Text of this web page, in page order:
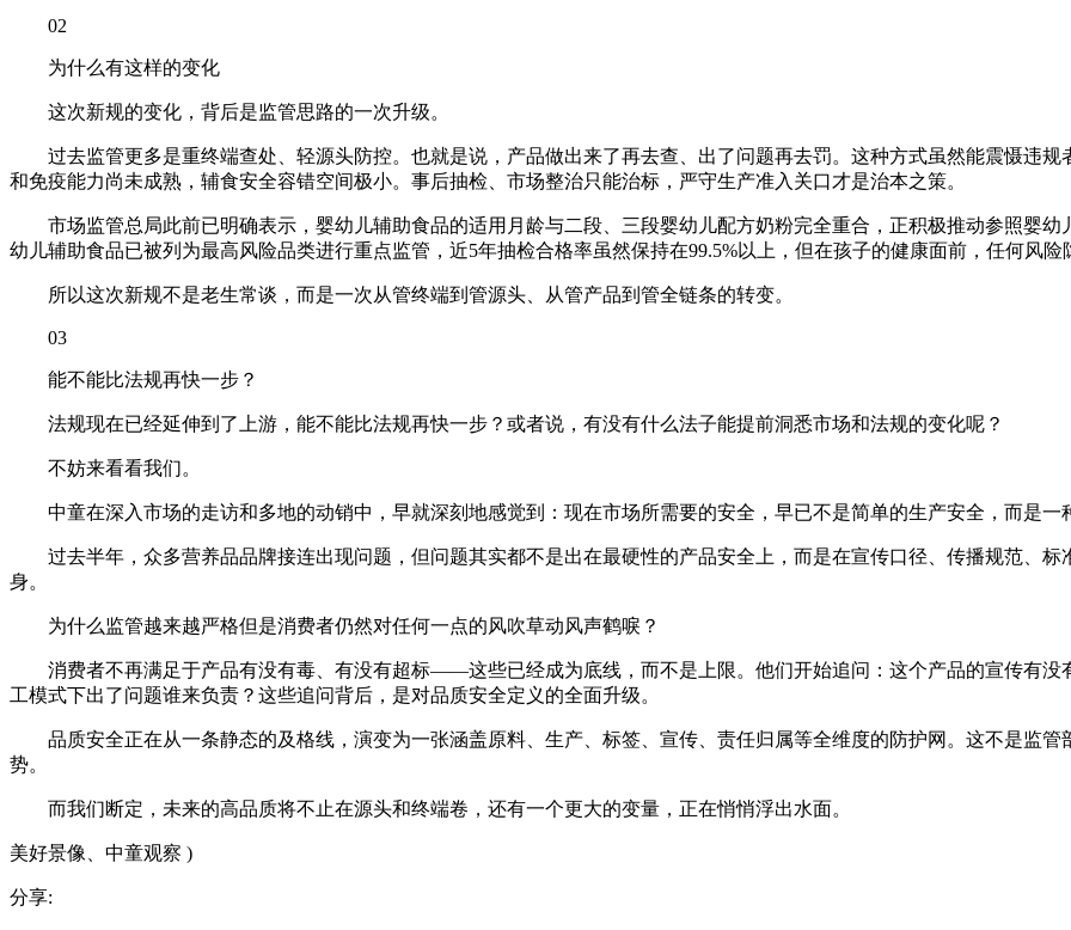
02
为什么有这样的变化
这次新规的变化，背后是监管思路的一次升级。
过去监管更多是重终端查处、轻源头防控。也就是说，产品做出来了再去查、出了问题再去罚。这种方式虽然能震慑违
和免疫能力尚未成熟，辅食安全容错空间极小。事后抽检、市场整治只能治标，严守生产准入关口才是治本之策。
市场监管总局此前已明确表示，婴幼儿辅助食品的适用月龄与二段、三段婴幼儿配方奶粉完全重合，正积极推动参照婴
幼儿辅助食品已被列为最高风险品类进行重点监管，近5年抽检合格率虽然保持在99.5%以上，但在孩子的健康面前，任何风险
所以这次新规不是老生常谈，而是一次从管终端到管源头、从管产品到管全链条的转变。
03
能不能比法规再快一步？
法规现在已经延伸到了上游，能不能比法规再快一步？或者说，有没有什么法子能提前洞悉市场和法规的变化呢？
不妨来看看我们。
中童在深入市场的走访和多地的动销中，早就深刻地感觉到：现在市场所需要的安全，早已不是简单的生产安全，而是一
过去半年，众多营养品品牌接连出现问题，但问题其实都不是出在最硬性的产品安全上，而是在宣传口径、传播规范、
身。
为什么监管越来越严格但是消费者仍然对任何一点的风吹草动风声鹤唳？
消费者不再满足于产品有没有毒、有没有超标——这些已经成为底线，而不是上限。他们开始追问：这个产品的宣传有
工模式下出了问题谁来负责？这些追问背后，是对品质安全定义的全面升级。
品质安全正在从一条静态的及格线，演变为一张涵盖原料、生产、标签、宣传、责任归属等全维度的防护网。这不是监
势。
而我们断定，未来的高品质将不止在源头和终端卷，还有一个更大的变量，正在悄悄浮出水面。
美好景像、中童观察 )
分享: